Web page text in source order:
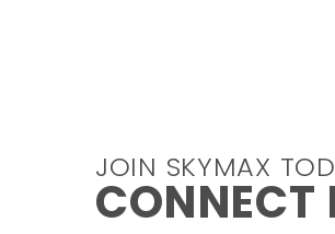
JOIN SKYMAX
CONNECT